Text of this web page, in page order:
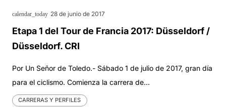
calendar_today 28 de junio de 2017
Etapa 1 del Tour de Francia 2017: Düsseldorf /
Düsseldorf. CRI
Por Un Señor de Toledo.- Sábado 1 de julio de 2017, gran día
para el ciclismo. Comienza la carrera de…
CARRERAS Y PERFILES